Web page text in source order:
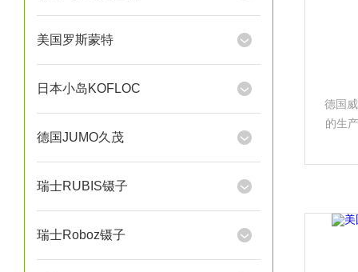
美国罗斯蒙特
日本小岛KOFLOC
德国JUMO久茂
瑞士RUBIS镊子
瑞士Roboz镊子
德国
的生
堡，